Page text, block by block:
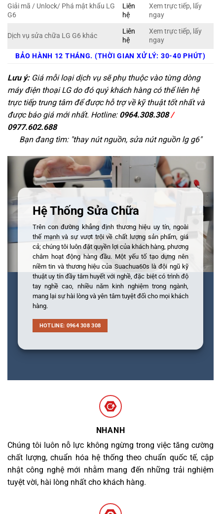
Giải mã / Unlock/ Phá mật khẩu LG
G6
Liên
hệ
Xem trực tiếp, lấy
ngay
Dịch vụ sửa chữa LG G6 khác
Liên
hệ
Xem trực tiếp, lấy
ngay
BẢO HÀNH 12 THÁNG. (THỜI GIAN XỬ LÝ: 30-40 PHÚT)
Lưu ý:Giá mỗi loại dịch vụ sẽ phụ thuộc vào từng dòng
máy điện thoại LG do đó quý khách hàng có thể liên hệ
trực tiếp trung tâm để được hỗ trợ về kỹ thuật tốt nhất và
được báo giá mới nhất. Hotline: 0964.308.308/
0977.602.688
Bạn đang tìm: "thay nút nguồn, sửa nút nguồn lg g6"
Hệ Thống Sửa Chữa
Trên con đường khẳng định thương hiệu uy tín, ngoài
thế mạnh và sự vượt trội về chất lượng sản phẩm, giá
cả; chúng tôi luôn đặt quyền lợi của khách hàng, phương
châm hoạt động hàng đầu. Một yếu tố tạo dựng nên
niềm tin và thương hiệu của Suachua60s là đội ngũ kỹ
thuật uy tín đầy tâm huyết với nghề, đặc biệt có trình độ
tay nghề cao, nhiều năm kinh nghiệm trong ngành,
mang lại sự hài lòng và yên tâm tuyệt đối cho mọi khách
hàng.
HOTLINE: 0964 308 308
NHANH
Chúng tôi luôn nỗ lực không ngừng trong việc tăng cường
chất lượng, chuẩn hóa hệ thống theo chuẩn quốc tế, cập
nhật công nghệ mới nhằm mang đến những trải nghiệm
tuyệt vời, hài lòng nhất cho khách hàng.